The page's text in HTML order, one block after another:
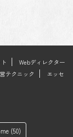
Webディレクター
テクニック
エッセ
(50)